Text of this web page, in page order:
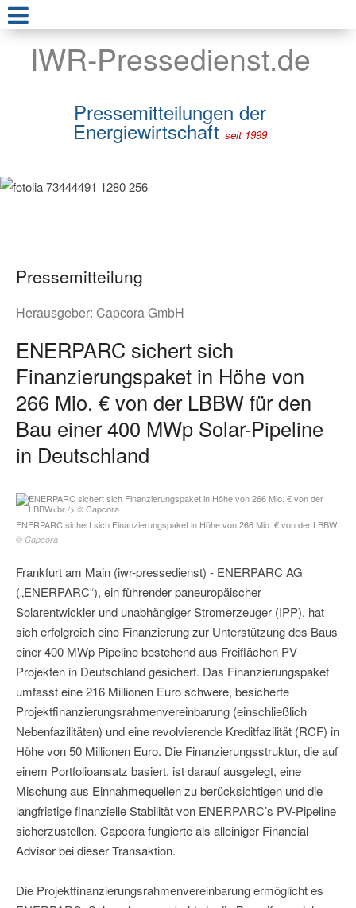
IWR-Pressedienst.de
Pressemitteilungen der
Energiewirtschaft seit 1999
Pressemitteilung
Herausgeber: Capcora GmbH
ENERPARC sichert sich
Finanzierungspaket in Höhe von
266 Mio. € von der LBBW für den
Bau einer 400 MWp Solar-Pipeline
in Deutschland
ENERPARC sichert sich Finanzierungspaket in Höhe von 266 Mio. € von der LBBW
© Capcora
Frankfurt am Main (iwr-pressedienst) - ENERPARC AG
(„ENERPARC“), ein führender paneuropäischer
Solarentwickler und unabhängiger Stromerzeuger (IPP), hat
sich erfolgreich eine Finanzierung zur Unterstützung des Baus
einer 400 MWp Pipeline bestehend aus Freiflächen PV-
Projekten in Deutschland gesichert. Das Finanzierungspaket
umfasst eine 216 Millionen Euro schwere, besicherte
Projektfinanzierungsrahmenvereinbarung (einschließlich
Nebenfazilitäten) und eine revolvierende Kreditfazilität (RCF) in
Höhe von 50 Millionen Euro. Die Finanzierungsstruktur, die auf
einem Portfolioansatz basiert, ist darauf ausgelegt, eine
Mischung aus Einnahmequellen zu berücksichtigen und die
langfristige finanzielle Stabilität von ENERPARC’s PV-Pipeline
sicherzustellen. Capcora fungierte als alleiniger Financial
Advisor bei dieser Transaktion.
Die Projektfinanzierungsrahmenvereinbarung ermöglicht es